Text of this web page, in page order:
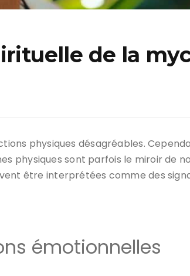
de la
physiques désagréables.
physiques sont parfois le miroir de
être interprétées comme des
émotionnelles